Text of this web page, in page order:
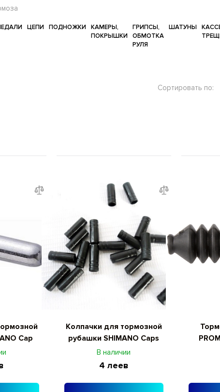
ЦЕПИ ПОДНОЖКИ
КАМЕРЫ,
ПОКРЫШКИ
ГРИПСЫ,
ОБМОТКА
РУЛЯ
ШАТУНЫ
Сортировать по:
Cap
Колпачки для тормозной
рубашки SHIMANO Caps
В наличии
4 леев